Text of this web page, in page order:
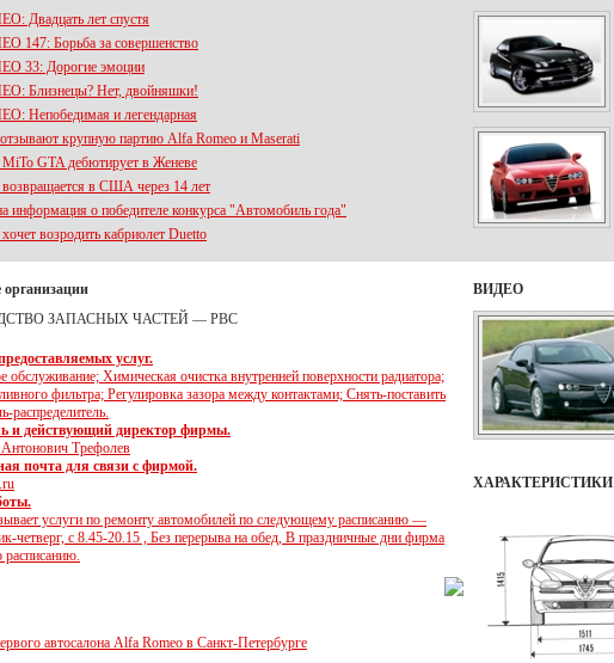
Двадцать лет спустя
147: Борьба за совершенство
33: Дорогие эмоции
Близнецы? Нет, двойняшки!
Непобедимая и легендарная
крупную партию Alfa Romeo и Maserati
GTA дебютирует в Женеве
в США через 14 лет
информация о победителе конкурса "Автомобиль года"
возродить кабриолет Duetto
ЗАПАСНЫХ ЧАСТЕЙ — РВС
услуг.
обслуживание; Химическая очистка внутренней поверхности радиатора;
фильтра; Регулировка зазора между контактами; Снять-поставить
распределитель.
и действующий директор фирмы.
Трефолев
почта для связи с фирмой.
услуги по ремонту автомобилей по следующему расписанию —
четверг, с 8.45-20.15 , Без перерыва на обед, В праздничные дни фирма
расписанию.
автосалона Alfa Romeo в Санкт-Петербурге
ВИДЕО
ХАРАКТЕРИСТИКИ